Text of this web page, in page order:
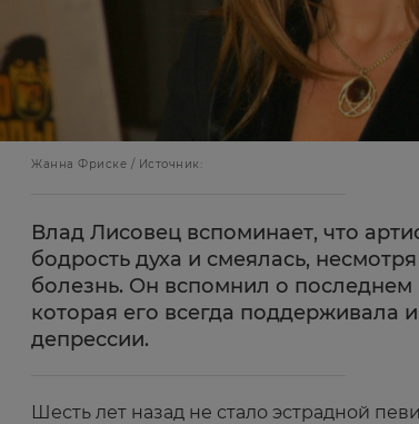
Жанна Фриске / Источник:
Влад Лисовец вспоминает, что
бодрость духа и смеялась,
болезнь. Он вспомнил о последнем
которая его всегда поддерживала
депрессии.
Шесть лет назад не стало эстрадной